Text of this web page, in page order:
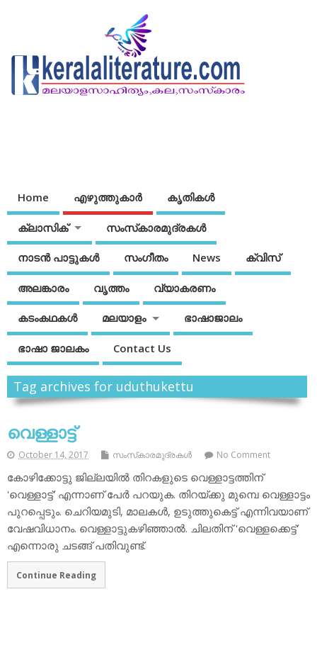
Home എഴുത്തുകാര്‍ കൃതികൾ
ക്ലാസിക് സംസ്‌കാരമുദ്രകള്‍
നാടന്‍ പാട്ടുകള്‍ സംഗീതം News ക്വിസ്
അലങ്കാരം വൃത്തം വ്യാകരണം
കടംകഥകള്‍ മലയാളം ഭാഷാജാലം
ഭാഷാ ജാലകം Contact Us
Tag archives for uduthukettu
വെള്ളാട്ട്
October 14, 2017 സംസ്‌കാരമുദ്രകള്‍ No Comment
കോഴിക്കോട്ടു ജില്ലയില്‍ തിറകളുടെ വെള്ളാട്ടത്തിന്
'വെള്ളാട്ട്' എന്നാണ് പേര്‍ പറയുക. തിറയ്ക്കു മുമ്പെ വെള്ളാട്ടം
പുറപ്പെടും. ചെറിയമുടി, മാലകള്‍, ഉടുത്തുകെട്ട് എന്നിവയാണ്
വേഷവിധാനം. വെള്ളാട്ടുകഴിഞ്ഞാല്‍. ചിലതിന് 'വെള്ളക്കെട്ട്'
എന്നൊരു ചടങ്ങ് പതിവുണ്ട്.
Continue Reading